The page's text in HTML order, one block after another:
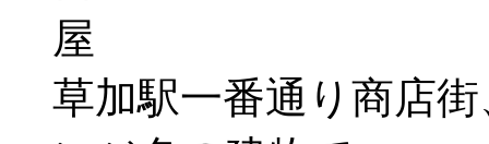
草加駅一番通り商店